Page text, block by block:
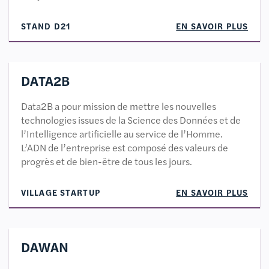
STAND D21 EN SAVOIR PLUS
DATA2B
Data2B a pour mission de mettre les nouvelles
technologies issues de la Science des Données et de
l’Intelligence artificielle au service de l’Homme.
L’ADN de l’entreprise est composé des valeurs de
progrès et de bien-être de tous les jours.
VILLAGE STARTUP EN SAVOIR PLUS
DAWAN